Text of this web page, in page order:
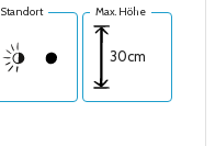
Standort Max. Höhe
30cm